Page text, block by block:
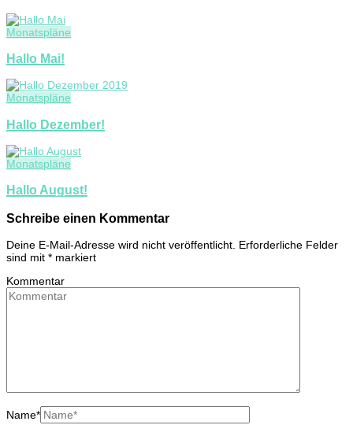
Monatspläne
Hallo Mai!
Monatspläne
Hallo Dezember!
Monatspläne
Hallo August!
Schreibe einen Kommentar
Deine E-Mail-Adresse wird nicht veröffentlicht. Erforderliche Felder
sind mit * markiert
Kommentar
Name*